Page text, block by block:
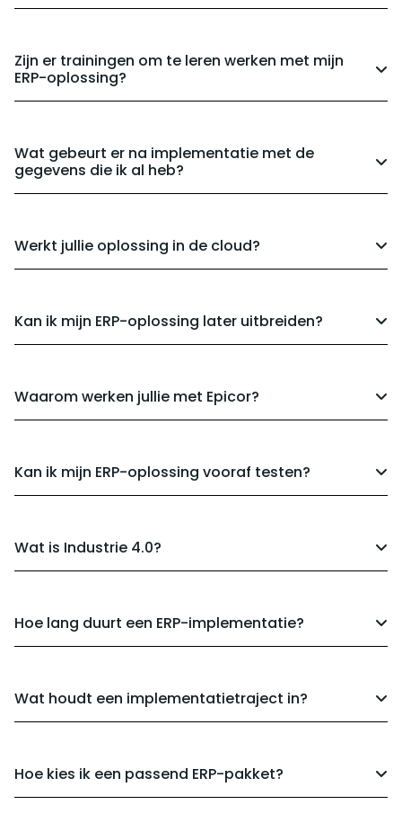
Zijn er trainingen om te leren werken met mijn
ERP-oplossing?
Wat gebeurt er na implementatie met de
gegevens die ik al heb?
Werkt jullie oplossing in de cloud?
Kan ik mijn ERP-oplossing later uitbreiden?
Waarom werken jullie met Epicor?
Kan ik mijn ERP-oplossing vooraf testen?
Wat is Industrie 4.0?
Hoe lang duurt een ERP-implementatie?
Wat houdt een implementatietraject in?
Hoe kies ik een passend ERP-pakket?